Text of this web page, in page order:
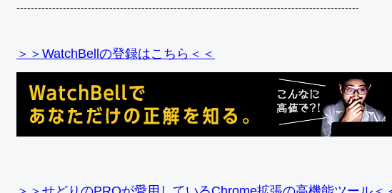
------------------------------------------------------------------------------------------------
＞＞WatchBellの登録はこちら＜＜